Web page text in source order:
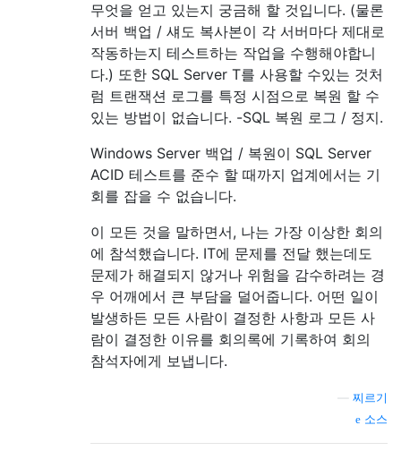
무엇을 얻고 있는지 궁금해 할 것입니다. (물론
서버 백업 / 섀도 복사본이 각 서버마다 제대로
작동하는지 테스트하는 작업을 수행해야합니
다.) 또한 SQL Server T를 사용할 수있는 것처
럼 트랜잭션 로그를 특정 시점으로 복원 할 수
있는 방법이 없습니다. -SQL 복원 로그 / 정지.
Windows Server 백업 / 복원이 SQL Server
ACID 테스트를 준수 할 때까지 업계에서는 기
회를 잡을 수 없습니다.
이 모든 것을 말하면서, 나는 가장 이상한 회의
에 참석했습니다. IT에 문제를 전달 했는데도
문제가 해결되지 않거나 위험을 감수하려는 경
우 어깨에서 큰 부담을 덜어줍니다. 어떤 일이
발생하든 모든 사람이 결정한 사항과 모든 사
람이 결정한 이유를 회의록에 기록하여 회의
참석자에게 보냅니다.
찌르기
소스